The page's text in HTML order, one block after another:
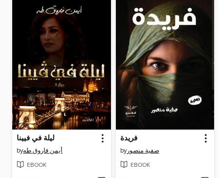
ليلة في فيينا
byأيمن فاروق طه
EBOOK
فريدة
byصفية منصور
EBOOK